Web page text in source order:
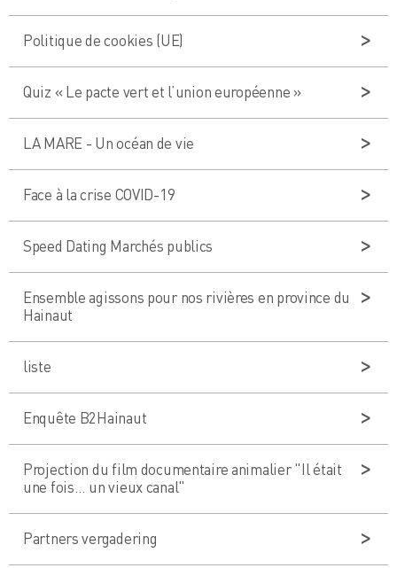
Politique de cookies (UE)
Quiz « Le pacte vert et l’union européenne »
LA MARE - Un océan de vie
Face à la crise COVID-19
Speed Dating Marchés publics
Ensemble agissons pour nos rivières en province du
Hainaut
liste
Enquête B2Hainaut
Projection du film documentaire animalier "Il était
une fois… un vieux canal"
Partners vergadering